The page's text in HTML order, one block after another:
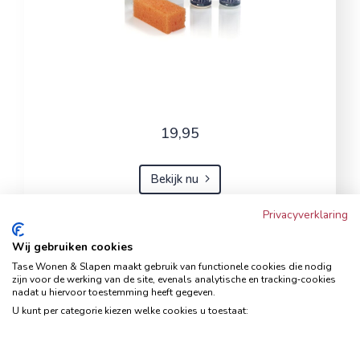
19,95
Bekijk nu
Hoekbank Famanti lichtgrijs
rechts
Hoekbanken
Privacyverklaring
Wij gebruiken cookies
Tase Wonen & Slapen maakt gebruik van functionele cookies die nodig
zijn voor de werking van de site, evenals analytische en tracking‑cookies
nadat u hiervoor toestemming heeft gegeven.
U kunt per categorie kiezen welke cookies u toestaat: